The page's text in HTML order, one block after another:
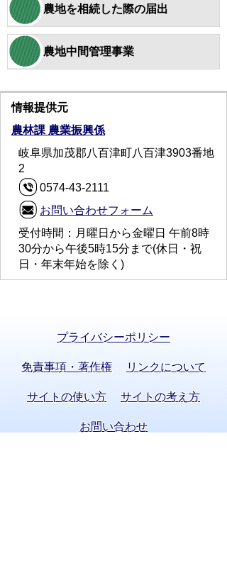
農地を相続した際の届出
農地中間管理事業
情報提供元
農林課 農業振興係
岐阜県加茂郡八百津町八百津3903番地
2
0574-43-2111
お問い合わせフォーム
受付時間：月曜日から金曜日 午前8時
30分から午後5時15分まで(休日・祝
日・年末年始を除く)
プライバシーポリシー
免責事項・著作権 リンクについて
サイトの使い方 サイトの考え方
お問い合わせ